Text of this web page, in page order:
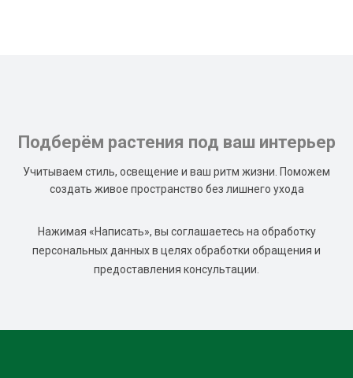
Подберём растения под ваш интерьер
Учитываем стиль, освещение и ваш ритм жизни. Поможем
создать живое пространство без лишнего ухода
Нажимая «Написать», вы соглашаетесь на обработку
персональных данных в целях обработки обращения и
предоставления консультации.